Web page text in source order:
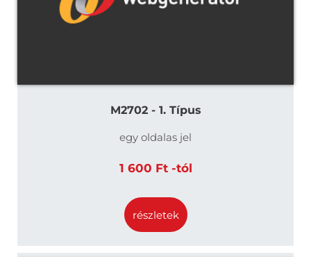
M2702 - 1. Típus
egy oldalas jel
1 600 Ft -tól
részletek